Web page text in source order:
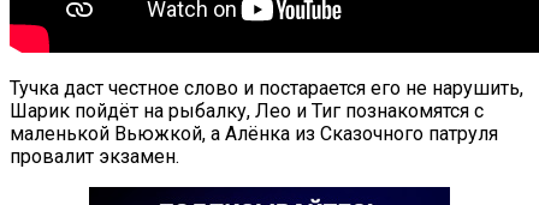
Тучка даст честное слово и постарается его не нарушить,
Шарик пойдёт на рыбалку, Лео и Тиг познакомятся с
маленькой Вьюжкой, а Алёнка из Сказочного патруля
провалит экзамен.